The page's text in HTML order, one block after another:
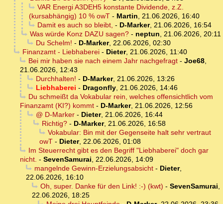
VAR Energi A3DEH5 konstante Dividende, z.Z.
(kursabhängig) 10 % owT - Martin, 21.06.2026, 16:40
Damit es auch so bleibt, - D-Marker, 21.06.2026, 16:54
Was würde Konz DAZU sagen?- neptun, 21.06.2026, 20:11
Du Schelm! - D-Marker, 22.06.2026, 02:30
Finanzamt - Liebhaberei- Dieter, 21.06.2026, 11:40
Bei mir haben sie nach einem Jahr nachgefragt- Joe68,
21.06.2026, 12:43
Durchhalten! - D-Marker, 21.06.2026, 13:26
Liebhaberei - Dragonfly, 21.06.2026, 14:46
Du schmeißt da Vokabular rein, welches offensichtlich vom
Finanzamt (KI?) kommt - D-Marker, 21.06.2026, 12:56
@ D-Marker- Dieter, 21.06.2026, 16:44
Richtig?- D-Marker, 21.06.2026, 16:58
Vokabular: Bin mit der Gegenseite halt sehr vertraut
owT - Dieter, 22.06.2026, 01:08
Im Steuerrecht gibt es den Begriff "Liebhaberei" doch gar
nicht. - SevenSamurai, 22.06.2026, 14:09
mangelnde Gewinn-Erzielungsabsicht- Dieter,
22.06.2026, 16:10
Oh, super. Danke für den Link! :-) (kwt) - SevenSamurai,
22.06.2026, 18:25